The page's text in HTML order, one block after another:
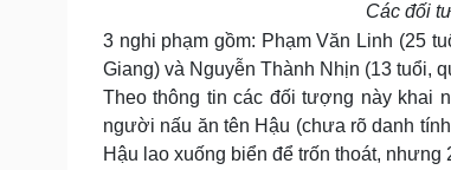
Các đối
3 nghi phạm gồm: Phạm Văn Linh (25
Giang) và Nguyễn Thành Nhịn (13 tuổi,
Theo thông tin các đối tượng này khai
người nấu ăn tên Hậu (chưa rõ danh
Hậu lao xuống biển để trốn thoát,